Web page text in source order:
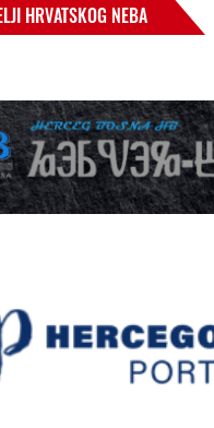
HRVATSKOG NEBA